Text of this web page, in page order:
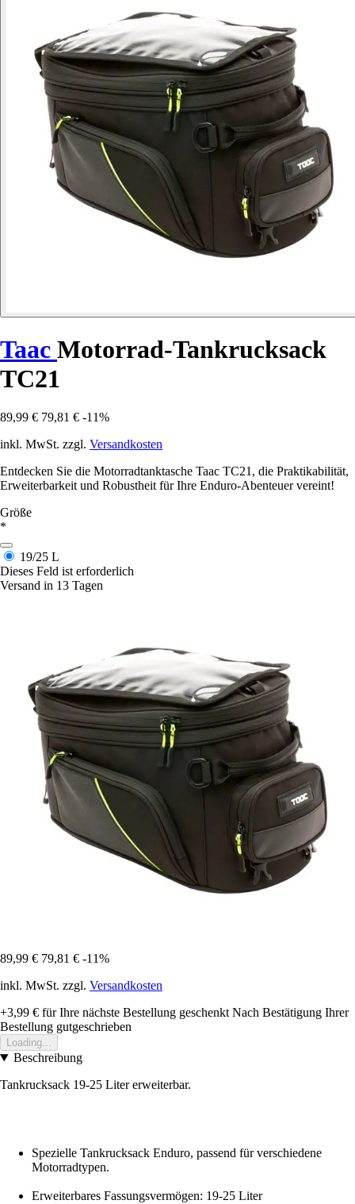
Taac Motorrad-Tankrucksack
TC21
89,99 € 79,81 € -11%
inkl. MwSt. zzgl. Versandkosten
Entdecken Sie die Motorradtanktasche Taac TC21, die Praktikabilität,
Erweiterbarkeit und Robustheit für Ihre Enduro-Abenteuer vereint!
Größe
*
19/25 L
Dieses Feld ist erforderlich
Versand in 13 Tagen
89,99 € 79,81 € -11%
inkl. MwSt. zzgl. Versandkosten
+3,99 € für Ihre nächste Bestellung geschenkt Nach Bestätigung Ihrer
Bestellung gutgeschrieben
Loading...
Beschreibung
Tankrucksack 19-25 Liter erweiterbar.
Spezielle Tankrucksack Enduro, passend für verschiedene
Motorradtypen.
Erweiterbares Fassungsvermögen: 19-25 Liter